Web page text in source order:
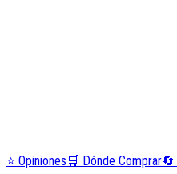
⭐ Opiniones 🛒 Dónde Comprar🔄